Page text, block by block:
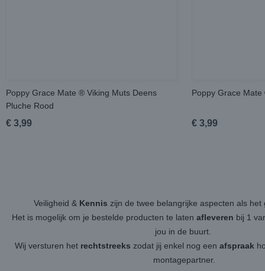
Poppy Grace Mate ® Viking Muts Deens
Pluche Rood
€ 3,99
Poppy Grace
€ 3,99
Veiligheid & Kennis zijn de twee belangrijke aspecten als
Het is mogelijk om je bestelde producten te laten afleveren bij 1
jou in de buurt.
Wij versturen het rechtstreeks zodat jij enkel nog een afspraak
montagepartner.